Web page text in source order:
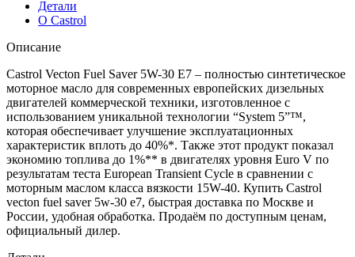
5w-
e7
Детали
О Castrol
Описание
Castrol Vecton Fuel Saver 5W-30 E7 – полностью синтетическое
моторное масло для современных европейских дизельных
двигателей коммерческой техники, изготовленное с
использованием уникальной технологии “System 5”™,
которая обеспечивает улучшение эксплуатационных
характеристик вплоть до 40%*. Также этот продукт показал
экономию топлива до 1%** в двигателях уровня Euro V по
результатам теста European Transient Cycle в сравнении с
моторным маслом класса вязкости 15W-40. Купить Castrol
vecton fuel saver 5w-30 e7, быстрая доставка по Москве и
России, удобная обработка. Продаём по доступным ценам,
официальный дилер.